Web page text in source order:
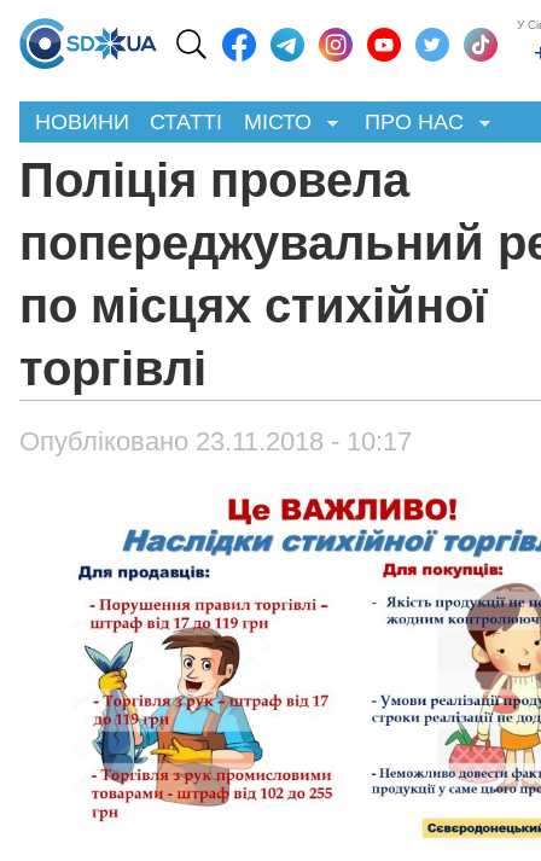
У
НОВИНИ СТАТТІ МІСТО ПРО НАС
Поліція провела
попереджувальний
по місцях стихійної
торгівлі
Опубліковано 23.11.2018 - 10:17